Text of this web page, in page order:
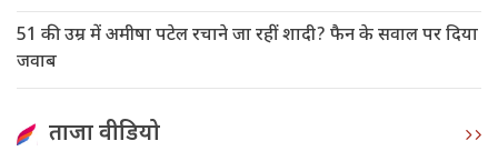
51 की उम्र में अमीषा पटेल रचाने जा रहीं शादी? फैन के सवाल पर दिया
जवाब
ताजा वीडियो